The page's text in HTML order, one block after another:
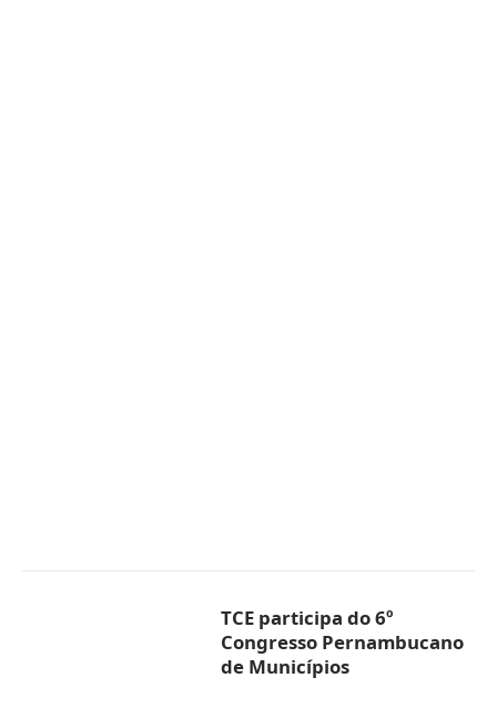
TCE participa do 6º
Congresso Pernambucano
de Municípios